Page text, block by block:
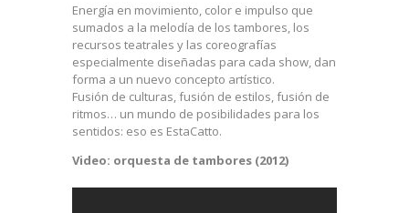
Energía en movimiento, color e impulso que
sumados a la melodía de los tambores, los
recursos teatrales y las coreografías
especialmente diseñadas para cada show, dan
forma a un nuevo concepto artístico.
Fusión de culturas, fusión de estilos, fusión de
ritmos… un mundo de posibilidades para los
sentidos: eso es EstaCatto.
Video: orquesta de tambores (2012)